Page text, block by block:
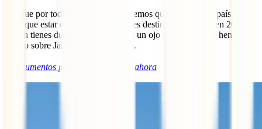
Así que por todas estas razones creemos que Japón es un país que
tiene que estar en la lista de “mejores destinos que visitar en 2023”.
Si aún tienes dudas, puedes echarle un ojo a los posts que hemos
escrito sobre Japón en nuestro blog.
Documentos para viajar a Japón ahora